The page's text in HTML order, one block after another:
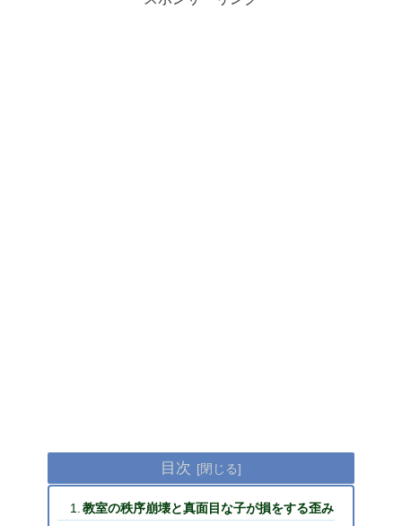
目次
教室の秩序崩壊と真面目な子が損をする歪み